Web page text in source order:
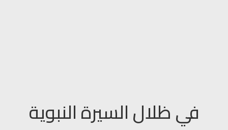
في ظلال السيرة النبوية